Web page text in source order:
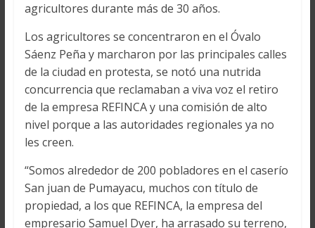
agricultores durante más de 30 años.
Los agricultores se concentraron en el Óvalo
Sáenz Peña y marcharon por las principales calles
de la ciudad en protesta, se notó una nutrida
concurrencia que reclamaban a viva voz el retiro
de la empresa REFINCA y una comisión de alto
nivel porque a las autoridades regionales ya no
les creen.
“Somos alrededor de 200 pobladores en el caserío
San juan de Pumayacu, muchos con título de
propiedad, a los que REFINCA, la empresa del
empresario Samuel Dyer, ha arrasado su terreno,